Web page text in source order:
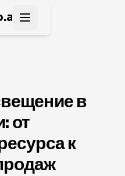
Open main menu
в
от
к